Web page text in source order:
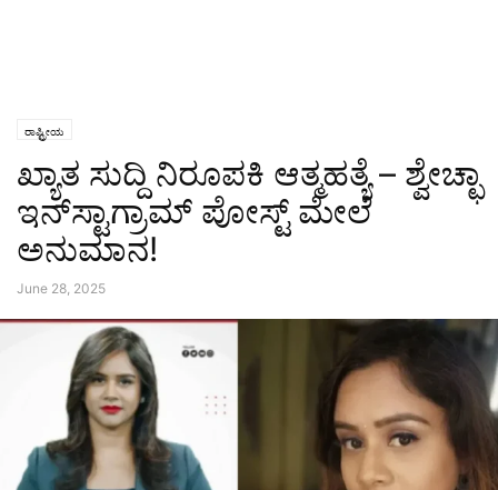
ರಾಷ್ಟ್ರೀಯ
ಖ್ಯಾತ ಸುದ್ದಿ ನಿರೂಪಕಿ ಆತ್ಮಹತ್ಯೆ – ಶ್ವೇಚ್ಛಾ
ಇನ್‌ಸ್ಟಾಗ್ರಾಮ್‌ ಪೋಸ್ಟ್‌ ಮೇಲೆ
ಅನುಮಾನ!
June 28, 2025